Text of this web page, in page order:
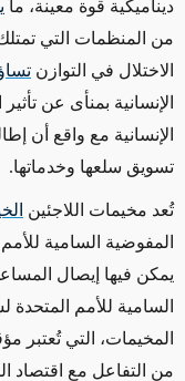
ديناميكية قوة معينة، ما
من المنظمات التي
الاختلال في التوازن
الإنسانية بمنأى عن
الإنسانية مع واقع أن
تسويق سلعها وخدماتها.
تُعد مخيمات اللاجئين
المفوضية السامية للأمم
يمكن فيها إيصال
المخيمات، التي تُعتبر
من التفاعل مع اقتصاد